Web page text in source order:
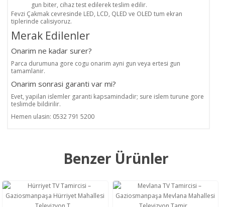
gun biter, cihaz test edilerek teslim edilir.
Fevzi Çakmak cevresinde LED, LCD, QLED ve OLED tum ekran
tiplerinde calisiyoruz.
Merak Edilenler
Onarim ne kadar surer?
Parca durumuna gore cogu onarim ayni gun veya ertesi gun
tamamlanir.
Onarim sonrasi garanti var mi?
Evet, yapilan islemler garanti kapsamindadir; sure islem turune gore
teslimde bildirilir.
Hemen ulasin: 0532 791 5200
Benzer Ürünler